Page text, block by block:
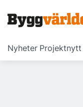
Nyheter Projektnytt